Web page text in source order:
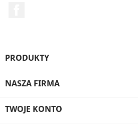
PRODUKTY
NASZA FIRMA
TWOJE KONTO